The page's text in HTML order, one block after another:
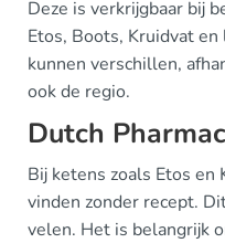
Deze is verkrijgbaar bij
Etos, Boots, Kruidvat
kunnen verschillen,
ook de regio.
Dutch
Bij ketens zoals Etos en
vinden zonder recept.
velen. Het is belangrijk